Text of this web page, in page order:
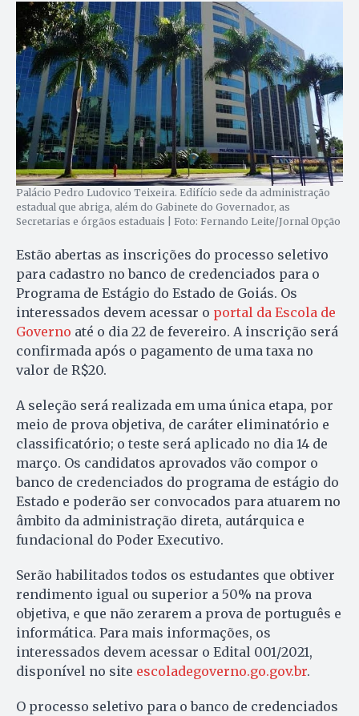
Palácio Pedro Ludovico Teixeira. Edifício sede da administração
estadual que abriga, além do Gabinete do Governador, as
Secretarias e órgãos estaduais | Foto: Fernando Leite/Jornal Opção
Estão abertas as inscrições do processo seletivo
para cadastro no banco de credenciados para o
Programa de Estágio do Estado de Goiás. Os
interessados devem acessar o portal da Escola de
Governo até o dia 22 de fevereiro. A inscrição será
confirmada após o pagamento de uma taxa no
valor de R$20.
A seleção será realizada em uma única etapa, por
meio de prova objetiva, de caráter eliminatório e
classificatório; o teste será aplicado no dia 14 de
março. Os candidatos aprovados vão compor o
banco de credenciados do programa de estágio do
Estado e poderão ser convocados para atuarem no
âmbito da administração direta, autárquica e
fundacional do Poder Executivo.
Serão habilitados todos os estudantes que obtiver
rendimento igual ou superior a 50% na prova
objetiva, e que não zerarem a prova de português e
informática. Para mais informações, os
interessados devem acessar o Edital 001/2021,
disponível no site escoladegoverno.go.gov.br.
O processo seletivo para o banco de credenciados